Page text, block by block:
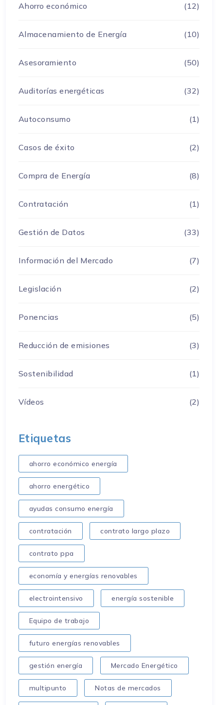
Ahorro económico (12)
Almacenamiento de Energía (10)
Asesoramiento (50)
Auditorías energéticas (32)
Autoconsumo (1)
Casos de éxito (2)
Compra de Energía (8)
Contratación (1)
Gestión de Datos (33)
Información del Mercado (7)
Legislación (2)
Ponencias (5)
Reducción de emisiones (3)
Sostenibilidad (1)
Vídeos (2)
Etiquetas
ahorro económico energía
ahorro energético
ayudas consumo energía
contratación contrato largo plazo
contrato ppa
economía y energías renovables
electrointensivo energía sostenible
Equipo de trabajo
futuro energías renovables
gestión energía Mercado Energético
multipunto Notas de mercados